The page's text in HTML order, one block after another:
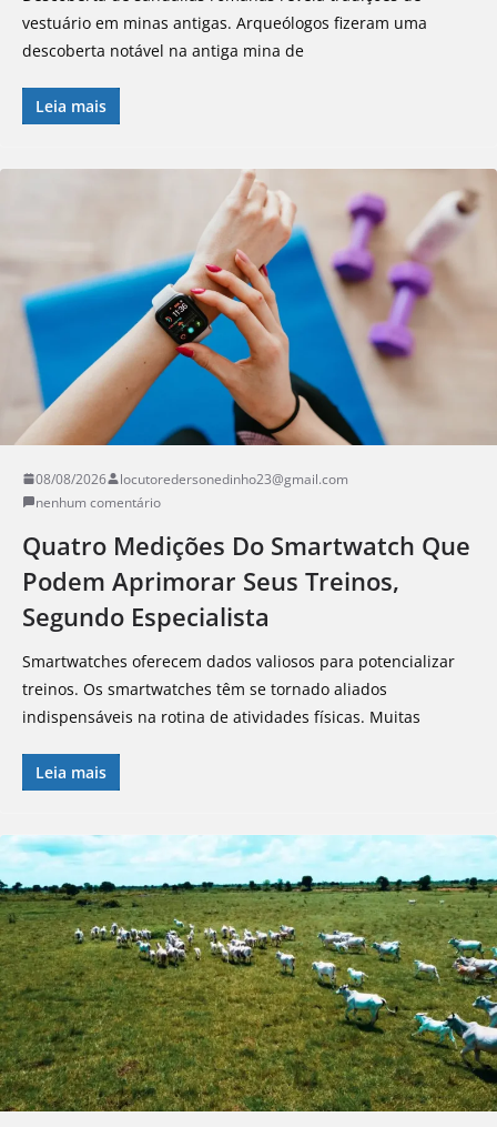
vestuário em minas antigas. Arqueólogos fizeram uma
descoberta notável na antiga mina de
Leia mais
08/08/2026
locutoredersonedinho23@gmail.com
nenhum comentário
Quatro Medições Do Smartwatch Que
Podem Aprimorar Seus Treinos,
Segundo Especialista
Smartwatches oferecem dados valiosos para potencializar
treinos. Os smartwatches têm se tornado aliados
indispensáveis na rotina de atividades físicas. Muitas
Leia mais